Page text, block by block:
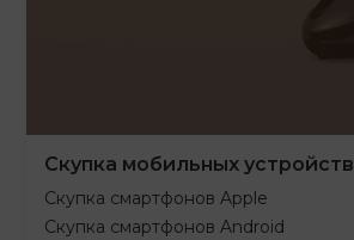
Скупка мобильных устройств
Скупка смартфонов Apple
Скупка смартфонов Android